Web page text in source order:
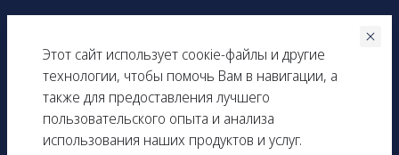
Этот сайт использует соокіe-файлы и другие
технологии, чтобы помочь Вам в навигации, а
также для предоставления лучшего
пользовательского опыта и анализа
использования наших продуктов и услуг.
Вся представленная на сайте информация, касающаяся
технических характеристик, наличия на складе, стоимости
товаров, носит информационный характер и ни при каких
условиях не является публичной офертой, определяемой
положениями Статьи 437(2) Гражданского кодекса РФ.